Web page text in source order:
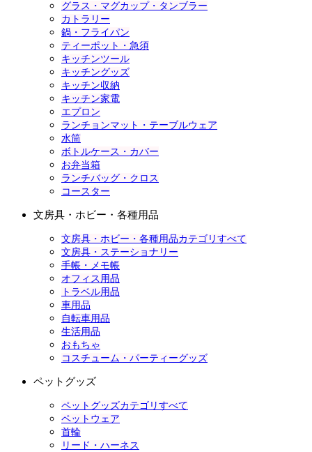
グラス・マグカップ・タンブラー
カトラリー
鍋・フライパン
ティーポット・急須
キッチンツール
キッチングッズ
キッチン収納
キッチン家電
エプロン
ランチョンマット・テーブルウェア
水筒
ボトルケース・カバー
お弁当箱
ランチバッグ・クロス
コースター
文房具・ホビー・各種用品
文房具・ホビー・各種用品カテゴリすべて
文房具・ステーショナリー
手帳・メモ帳
オフィス用品
トラベル用品
車用品
自転車用品
生活用品
おもちゃ
コスチューム・パーティーグッズ
ペットグッズ
ペットグッズカテゴリすべて
ペットウェア
首輪
リード・ハーネス